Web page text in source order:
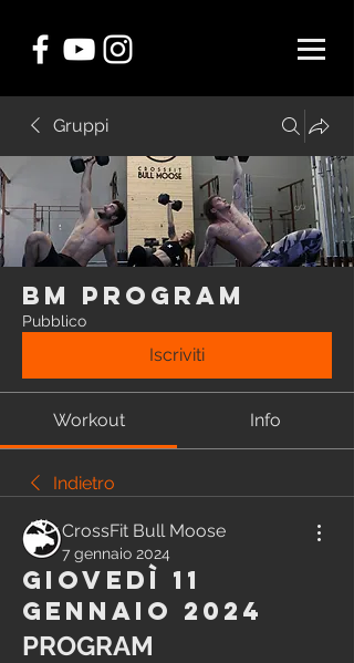
Gruppi
BM Program
Pubblico
Iscriviti
Workout Info
Indietro
CrossFit Bull Moose
7 gennaio 2024
Giovedì 11
Gennaio 2024
PROGRAM